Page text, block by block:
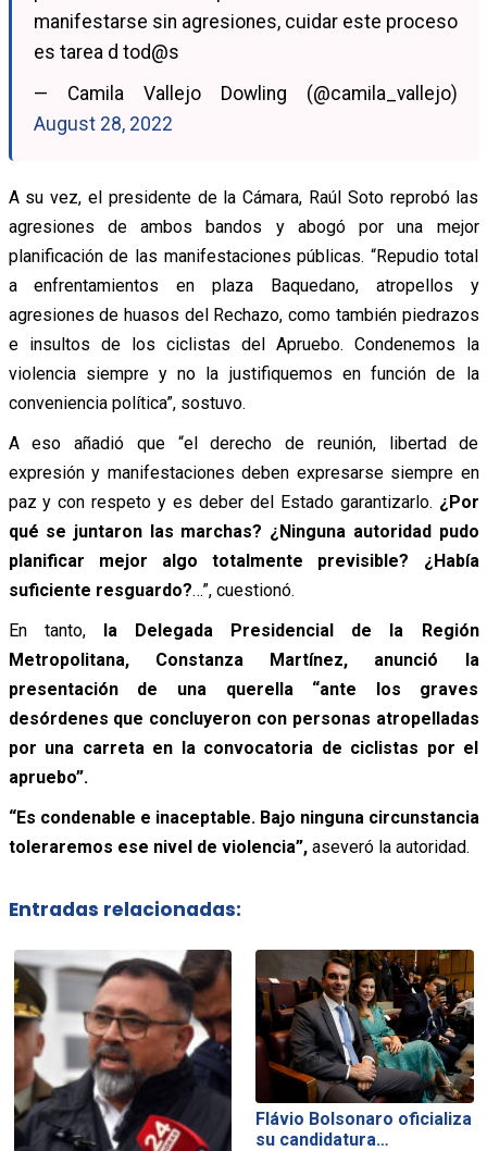
manifestarse sin agresiones, cuidar este proceso
es tarea d tod@s
— Camila Vallejo Dowling (@camila_vallejo)
August 28, 2022
A su vez, el presidente de la Cámara, Raúl Soto reprobó las
agresiones de ambos bandos y abogó por una mejor
planificación de las manifestaciones públicas. “Repudio total
a enfrentamientos en plaza Baquedano, atropellos y
agresiones de huasos del Rechazo, como también piedrazos
e insultos de los ciclistas del Apruebo. Condenemos la
violencia siempre y no la justifiquemos en función de la
conveniencia política”, sostuvo.
A eso añadió que “el derecho de reunión, libertad de
expresión y manifestaciones deben expresarse siempre en
paz y con respeto y es deber del Estado garantizarlo. ¿Por
qué se juntaron las marchas? ¿Ninguna autoridad pudo
planificar mejor algo totalmente previsible? ¿Había
suficiente resguardo?…”, cuestionó.
En tanto, la Delegada Presidencial de la Región
Metropolitana, Constanza Martínez, anunció la
presentación de una querella “ante los graves
desórdenes que concluyeron con personas atropelladas
por una carreta en la convocatoria de ciclistas por el
apruebo”.
“Es condenable e inaceptable. Bajo ninguna circunstancia
toleraremos ese nivel de violencia”,aseveró la autoridad.
Entradas relacionadas:
Flávio Bolsonaro oficializa
su candidatura…